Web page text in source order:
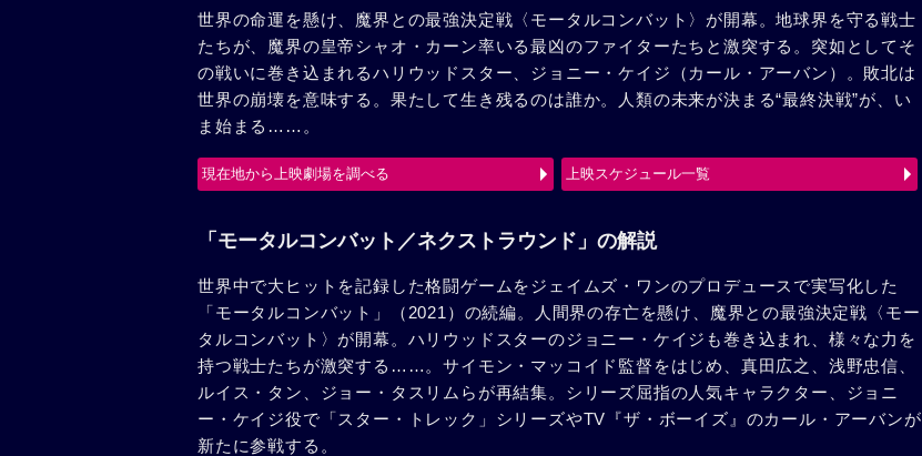
世界の命運を懸け、魔界との最強決定戦〈モータルコンバット〉が開幕。地球界を守る戦士
たちが、魔界の皇帝シャオ・カーン率いる最凶のファイターたちと激突する。突如としてそ
の戦いに巻き込まれるハリウッドスター、ジョニー・ケイジ（カール・アーバン）。敗北は
世界の崩壊を意味する。果たして生き残るのは誰か。人類の未来が決まる“最終決戦”が、い
ま始まる……。
現在地から上映劇場を調べる 上映スケジュール一覧
「モータルコンバット／ネクストラウンド」の解説
世界中で大ヒットを記録した格闘ゲームをジェイムズ・ワンのプロデュースで実写化した
「モータルコンバット」（2021）の続編。人間界の存亡を懸け、魔界との最強決定戦〈モー
タルコンバット〉が開幕。ハリウッドスターのジョニー・ケイジも巻き込まれ、様々な力を
持つ戦士たちが激突する……。サイモン・マッコイド監督をはじめ、真田広之、浅野忠信、
ルイス・タン、ジョー・タスリムらが再結集。シリーズ屈指の人気キャラクター、ジョニ
ー・ケイジ役で「スター・トレック」シリーズやTV『ザ・ボーイズ』のカール・アーバンが
新たに参戦する。